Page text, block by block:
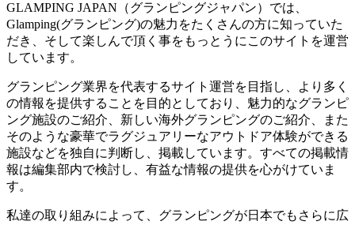
GLAMPING JAPAN（グランピングジャパン）では、
Glamping(グランピング)の魅力をたくさんの方に知っていた
だき、そして楽しんで頂く事をもっとうにこのサイトを運営
しています。
グランピング業界を代表するサイト運営を目指し、より多く
の情報を提供することを目的としており、魅力的なグランピ
ング施設のご紹介、新しい海外グランピングのご紹介、また
そのような豪華でラグジュアリーなアウトドア体験ができる
施設などを独自に判断し、掲載しています。すべての掲載情
報は編集部内で検討し、有益な情報の提供を心がけていま
す。
私達の取り組みによって、グランピングが日本でもさらに広